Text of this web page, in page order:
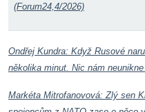
(Forum24,4/2026)
Ondřej Kundra: Když Rusové
několika minut. Nic nám
Markéta Mitrofanovová: Zlý sen